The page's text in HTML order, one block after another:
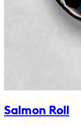
Salmon Roll